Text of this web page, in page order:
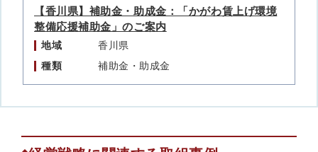
【香川県】補助金・助成金：「かがわ賃上げ環境
整備応援補助金」のご案内
地域
香川県
種類
補助金・助成金